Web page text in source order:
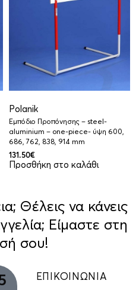
Polanik
Εμπόδιο Προπόνησης – steel-
aluminium – one-piece- ύψη 600,
686, 762, 838, 914 mm
131.50€
Προσθήκη στο καλάθι
Θέλεις να κάνεις
Είμαστε στη
σου!
ΕΠΙΚΟΙΝΩΝΙΑ